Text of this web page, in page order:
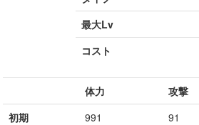
最大Lv
コスト
体力 攻撃
初期
991 91